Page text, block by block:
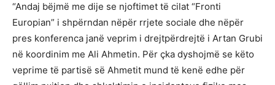
“Andaj bëjmë me dije se njoftimet të cilat “Fronti
Europian” i shpërndan nëpër rrjete sociale dhe nëpër
pres konferenca janë veprim i drejtpërdrejtë i Artan Grubi
në koordinim me Ali Ahmetin. Për çka dyshojmë se këto
veprime të partisë së Ahmetit mund të kenë edhe për